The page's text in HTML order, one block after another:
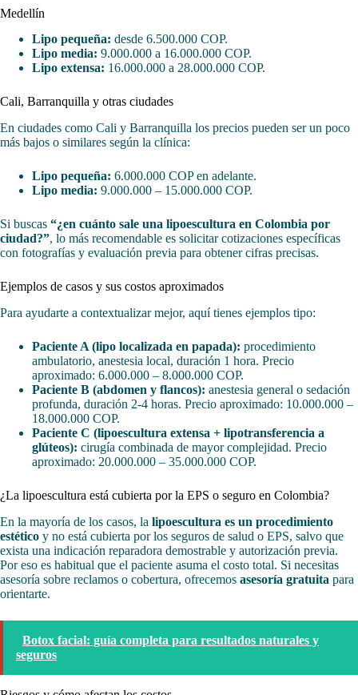
Medellín
Lipo pequeña: desde 6.500.000 COP.
Lipo media: 9.000.000 a 16.000.000 COP.
Lipo extensa: 16.000.000 a 28.000.000 COP.
Cali, Barranquilla y otras ciudades
En ciudades como Cali y Barranquilla los precios pueden ser un poco
más bajos o similares según la clínica:
Lipo pequeña: 6.000.000 COP en adelante.
Lipo media: 9.000.000 – 15.000.000 COP.
Si buscas “¿en cuánto sale una lipoescultura en Colombia por
ciudad?”, lo más recomendable es solicitar cotizaciones específicas
con fotografías y evaluación previa para obtener cifras precisas.
Ejemplos de casos y sus costos aproximados
Para ayudarte a contextualizar mejor, aquí tienes ejemplos tipo:
Paciente A (lipo localizada en papada): procedimiento
ambulatorio, anestesia local, duración 1 hora. Precio
aproximado: 6.000.000 – 8.000.000 COP.
Paciente B (abdomen y flancos): anestesia general o sedación
profunda, duración 2-4 horas. Precio aproximado: 10.000.000 –
18.000.000 COP.
Paciente C (lipoescultura extensa + lipotransferencia a
glúteos): cirugía combinada de mayor complejidad. Precio
aproximado: 20.000.000 – 35.000.000 COP.
¿La lipoescultura está cubierta por la EPS o seguro en Colombia?
En la mayoría de los casos, la lipoescultura es un procedimiento
estético y no está cubierta por los seguros de salud o EPS, salvo que
exista una indicación reparadora demostrable y autorización previa.
Por eso es habitual que el paciente asuma el costo total. Si necesitas
asesoría sobre reclamos o cobertura, ofrecemos asesoría gratuita para
orientarte.
Botox facial: guía completa para resultados naturales y
seguros